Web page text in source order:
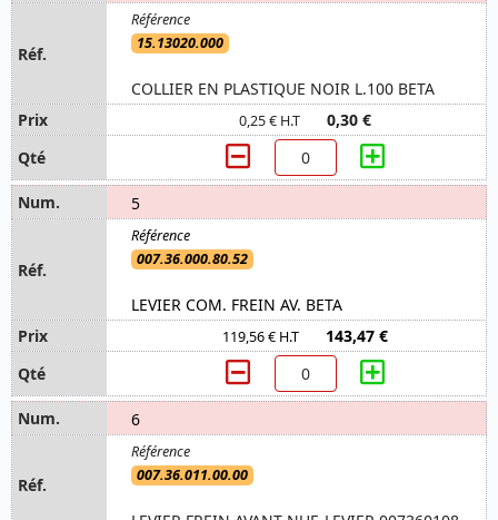
15.13020.000
COLLIER EN PLASTIQUE NOIR L.100 BETA
0,25 € H.T 0,30 €
5
007.36.000.80.52
LEVIER COM. FREIN AV. BETA
119,56 € H.T 143,47 €
6
007.36.011.00.00